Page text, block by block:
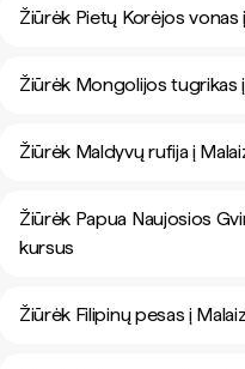
Žiūrėk Pietų Korėjos
Žiūrėk Mongolijos tugrikas
Žiūrėk Maldyvų rufija į
Žiūrėk Papua Naujosios
kursus
Žiūrėk Filipinų pesas į